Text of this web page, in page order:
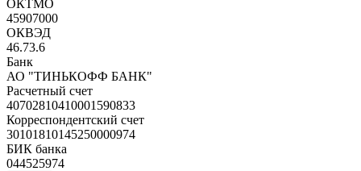
ОКТМО
45907000
ОКВЭД
46.73.6
Банк
АО "ТИНЬКОФФ БАНК"
Расчетный счет
40702810410001590833
Корреспондентский счет
30101810145250000974
БИК банка
044525974